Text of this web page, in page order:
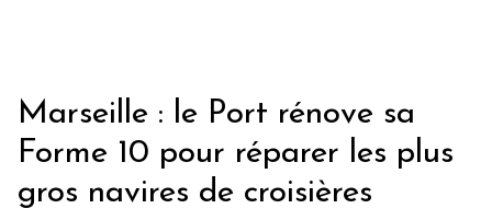
Marseille : le Port rénove sa
Forme 10 pour réparer les plus
gros navires de croisières